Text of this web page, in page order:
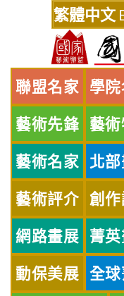
繁體中文
聯盟名家 學
藝術先鋒 藝
藝術名家 北
藝術評介 創
網路畫展 菁
動保美展 全